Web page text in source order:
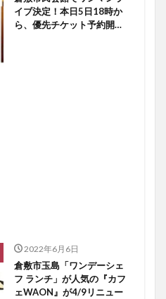
イブ決定！本日5日18時か
ら、優先チケット予約開始
2022年6月6日
倉敷市玉島「ワンデーシェ
フ ランチ」が人気の『カフ
ェWAON』が4/9リニュー